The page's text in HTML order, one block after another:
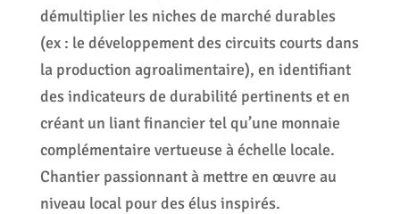
démultiplier les niches de marché durables
(ex : le développement des circuits courts dans
la production agroalimentaire), en identifiant
des indicateurs de durabilité pertinents et en
créant un liant financier tel qu’une monnaie
complémentaire vertueuse à échelle locale.
Chantier passionnant à mettre en œuvre au
niveau local pour des élus inspirés.